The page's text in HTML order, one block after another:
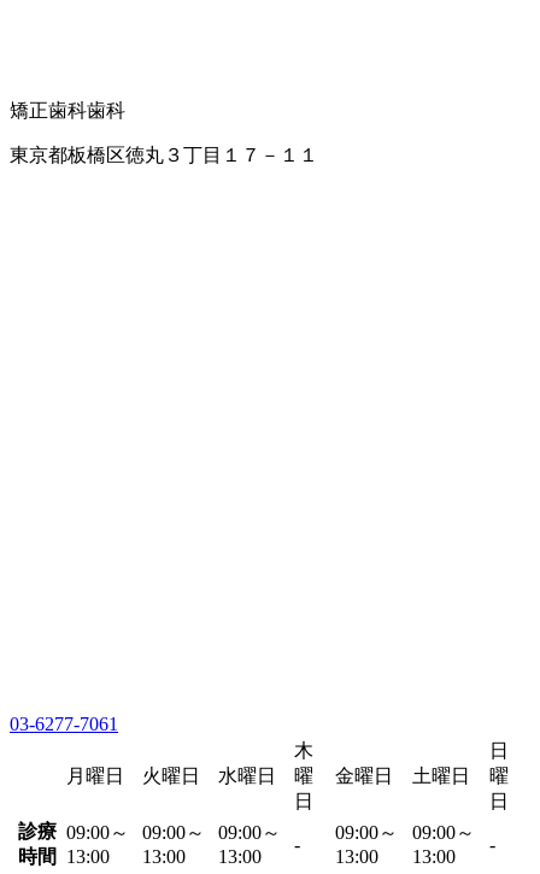
矯正歯科歯科
東京都板橋区徳丸３丁目１７－１１
03-6277-7061
月曜日 火曜日 水曜日
木
曜
日
金曜日 土曜日
日
曜
日
診療
時間
09:00～
13:00
09:00～
13:00
09:00～
13:00
-
09:00～
13:00
09:00～
13:00
-